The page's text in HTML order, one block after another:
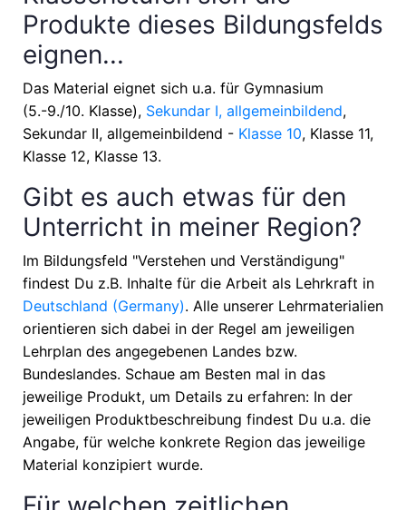
Produkte dieses Bildungsfelds
eignen...
Das Material eignet sich u.a. für Gymnasium
(5.-9./10. Klasse), Sekundar I, allgemeinbildend,
Sekundar II, allgemeinbildend - Klasse 10, Klasse 11,
Klasse 12, Klasse 13.
Gibt es auch etwas für den
Unterricht in meiner Region?
Im Bildungsfeld "Verstehen und Verständigung"
findest Du z.B. Inhalte für die Arbeit als Lehrkraft in
Deutschland (Germany). Alle unserer Lehrmaterialien
orientieren sich dabei in der Regel am jeweiligen
Lehrplan des angegebenen Landes bzw.
Bundeslandes. Schaue am Besten mal in das
jeweilige Produkt, um Details zu erfahren: In der
jeweiligen Produktbeschreibung findest Du u.a. die
Angabe, für welche konkrete Region das jeweilige
Material konzipiert wurde.